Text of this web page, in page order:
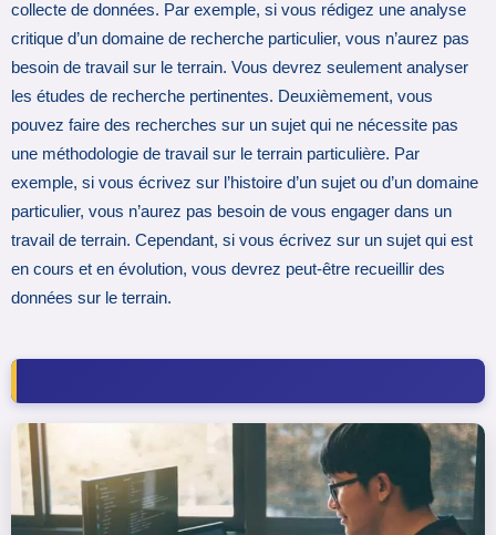
collecte de données. Par exemple, si vous rédigez une analyse
critique d’un domaine de recherche particulier, vous n’aurez pas
besoin de travail sur le terrain. Vous devrez seulement analyser
les études de recherche pertinentes. Deuxièmement, vous
pouvez faire des recherches sur un sujet qui ne nécessite pas
une méthodologie de travail sur le terrain particulière. Par
exemple, si vous écrivez sur l’histoire d’un sujet ou d’un domaine
particulier, vous n’aurez pas besoin de vous engager dans un
travail de terrain. Cependant, si vous écrivez sur un sujet qui est
en cours et en évolution, vous devrez peut-être recueillir des
données sur le terrain.